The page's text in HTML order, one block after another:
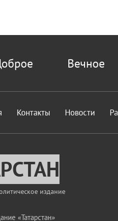
Вечное
Контакты Новости
издание
«Татарстан»